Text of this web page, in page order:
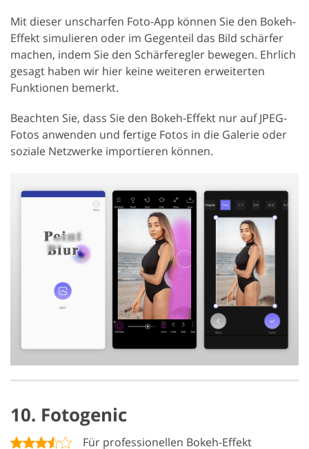
Mit dieser unscharfen Foto-App können Sie den Bokeh-
Effekt simulieren oder im Gegenteil das Bild schärfer
machen, indem Sie den Schärferegler bewegen. Ehrlich
gesagt haben wir hier keine weiteren erweiterten
Funktionen bemerkt.
Beachten Sie, dass Sie den Bokeh-Effekt nur auf JPEG-
Fotos anwenden und fertige Fotos in die Galerie oder
soziale Netzwerke importieren können.
10. Fotogenic
Für professionellen Bokeh-Effekt